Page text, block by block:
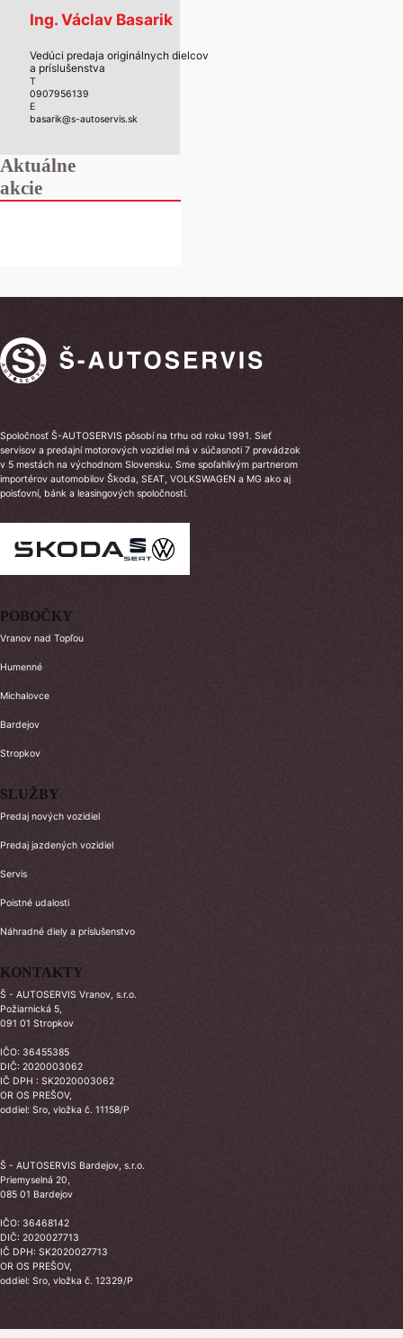
Ing. Václav Basarik
Vedúci predaja originálnych dielcov
a príslušenstva
T
0907956139
E
basarik@s-autoservis.sk
Aktuálne
akcie
Spoločnosť Š-AUTOSERVIS pôsobí na trhu od roku 1991. Sieť
servisov a predajní motorových vozidiel má v súčasnoti 7 prevádzok
v 5 mestách na východnom Slovensku. Sme spoľahlivým partnerom
importérov automobilov Škoda, SEAT, VOLKSWAGEN a MG ako aj
poisťovní, bánk a leasingových spoločností.
POBOČKY
Vranov nad Topľou
Humenné
Michalovce
Bardejov
Stropkov
SLUŽBY
Predaj nových vozidiel
Predaj jazdených vozidiel
Servis
Poistné udalosti
Náhradné diely a príslušenstvo
KONTAKTY
Š - AUTOSERVIS Vranov, s.r.o.
Požiarnická 5,
091 01 Stropkov
IČO: 36455385
DIČ: 2020003062
IČ DPH : SK2020003062
OR OS PREŠOV,
oddiel: Sro, vložka č. 11158/P
Š - AUTOSERVIS Bardejov, s.r.o.
Priemyselná 20,
085 01 Bardejov
IČO: 36468142
DIČ: 2020027713
IČ DPH: SK2020027713
OR OS PREŠOV,
oddiel: Sro, vložka č. 12329/P